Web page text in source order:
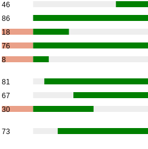
46
86
18
76
8
81
67
30
73